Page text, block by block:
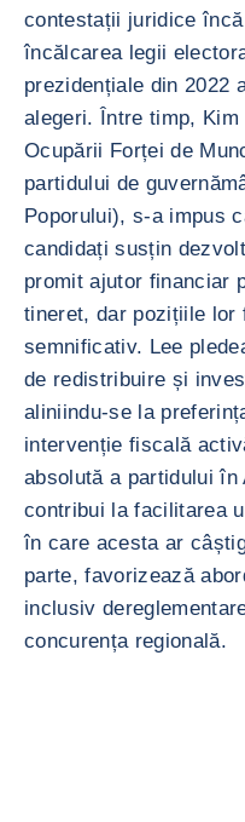
contestații juridice
încălcarea legii
prezidențiale din 2022
alegeri. Între timp,
Ocupării Forței de
partidului de
Poporului), s-a impus
candidați susțin
promit ajutor financiar
tineret, dar pozițiile lor
semnificativ. Lee
de redistribuire și
aliniindu-se la
intervenție fiscală
absolută a partidului în
contribui la facilitarea
în care acesta ar
parte, favorizează
inclusiv
concurența regională.